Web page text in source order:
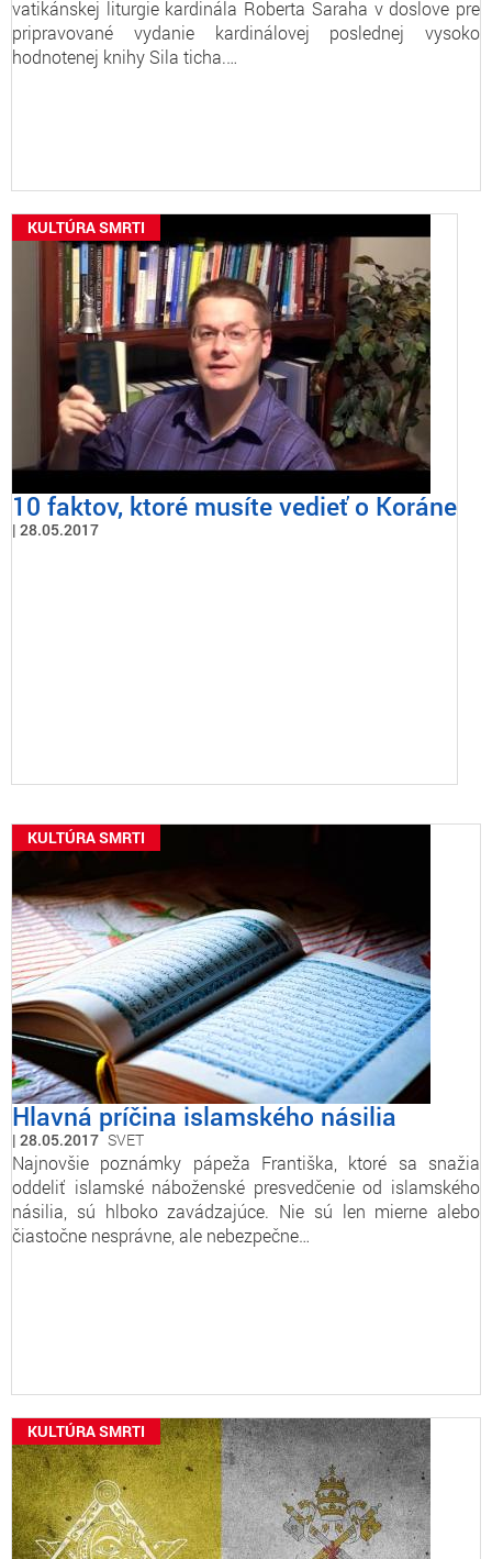
vatikánskej liturgie kardinála Roberta Saraha v doslove pre
pripravované vydanie kardinálovej poslednej vysoko
hodnotenej knihy Sila ticha.…
KULTÚRA SMRTI
10 faktov, ktoré musíte vedieť o Koráne
28.05.2017
KULTÚRA SMRTI
Hlavná príčina islamského násilia
28.05.2017 SVET
Najnovšie poznámky pápeža Františka, ktoré sa snažia
oddeliť islamské náboženské presvedčenie od islamského
násilia, sú hlboko zavádzajúce. Nie sú len mierne alebo
čiastočne nesprávne, ale nebezpečne…
KULTÚRA SMRTI